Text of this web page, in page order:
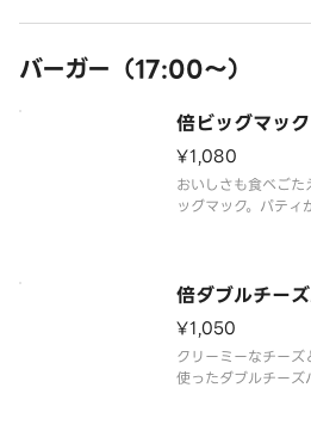
バーガー（17:00～）
倍ビッグマック
¥1,080
おいしさも食べご
ッグマック。パテ
倍ダブルチー
¥1,050
クリーミーなチー
使ったダブルチー